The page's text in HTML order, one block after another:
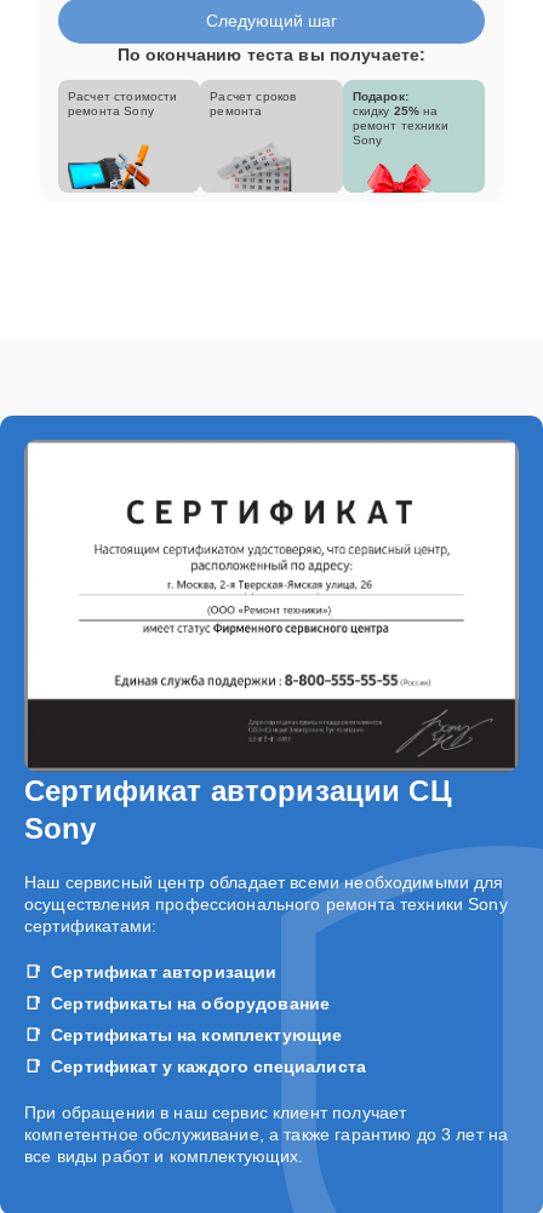
Следующий шаг
По окончанию теста вы получаете:
Расчет стоимости
ремонта Sony
Расчет сроков
ремонта
Подарок:
скидку 25% на
ремонт техники
Sony
Сертификат авторизации СЦ
Sony
Наш сервисный центр обладает всеми необходимыми для
осуществления профессионального ремонта техники Sony
сертификатами:
Сертификат авторизации
Сертификаты на оборудование
Сертификаты на комплектующие
Сертификат у каждого специалиста
При обращении в наш сервис клиент получает
компетентное обслуживание, а также гарантию до 3 лет на
все виды работ и комплектующих.